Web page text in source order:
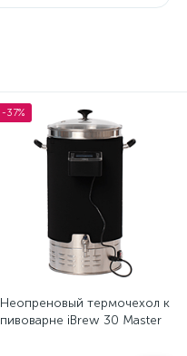
-37%
Неопреновый термочехол к
пивоварне iBrew 30 Master